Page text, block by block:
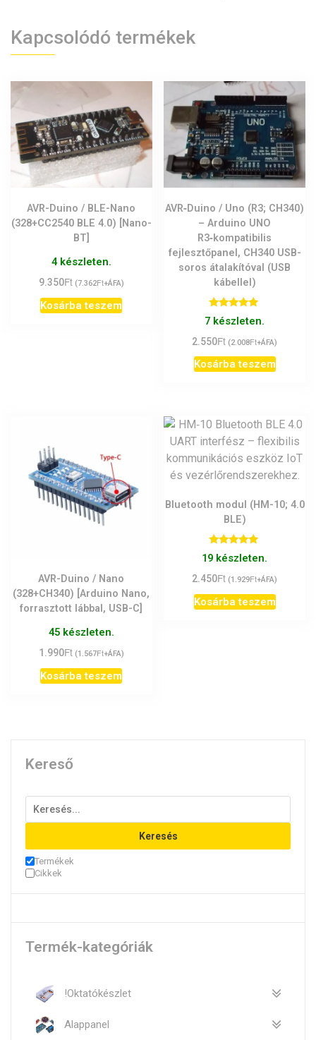
Kapcsolódó termékek
AVR-Duino / BLE-Nano
(328+CC2540 BLE 4.0) [Nano-
BT]
4 készleten.
9.350Ft (7.362Ft+ÁFA)
Kosárba teszem
AVR‑Duino / Uno (R3; CH340)
– Arduino UNO
R3‑kompatibilis
fejlesztőpanel, CH340 USB-
soros átalakítóval (USB
kábellel)
Értékelés:
5.00
7 készleten.
2.550Ft (2.008Ft+ÁFA)
Kosárba teszem
AVR-Duino / Nano
(328+CH340) [Arduino Nano,
forrasztott lábbal, USB-C]
45 készleten.
1.990Ft (1.567Ft+ÁFA)
Kosárba teszem
Bluetooth modul (HM-10; 4.0
BLE)
Értékelés:
5.00
19 készleten.
2.450Ft (1.929Ft+ÁFA)
Kosárba teszem
Kereső
Keresés
Termékek
Cikkek
Termék-kategóriák
!Oktatókészlet
Alappanel